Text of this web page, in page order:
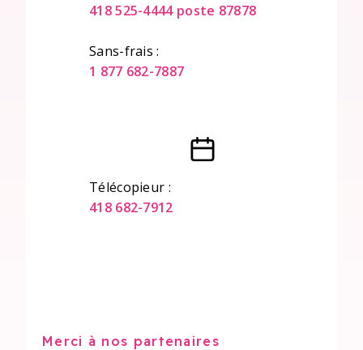
418 525-4444 poste 87878
Sans-frais :
1 877 682-7887
Télécopieur :
418 682-7912
Merci à nos partenaires